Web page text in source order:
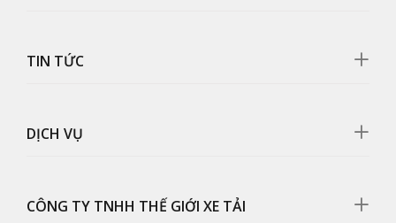
Mặt galang có thiết kế chắc chắc, cấu tạo bền bỉ cứng
TIN TỨC
DỊCH VỤ
CÔNG TY TNHH THẾ GIỚI XE TẢI